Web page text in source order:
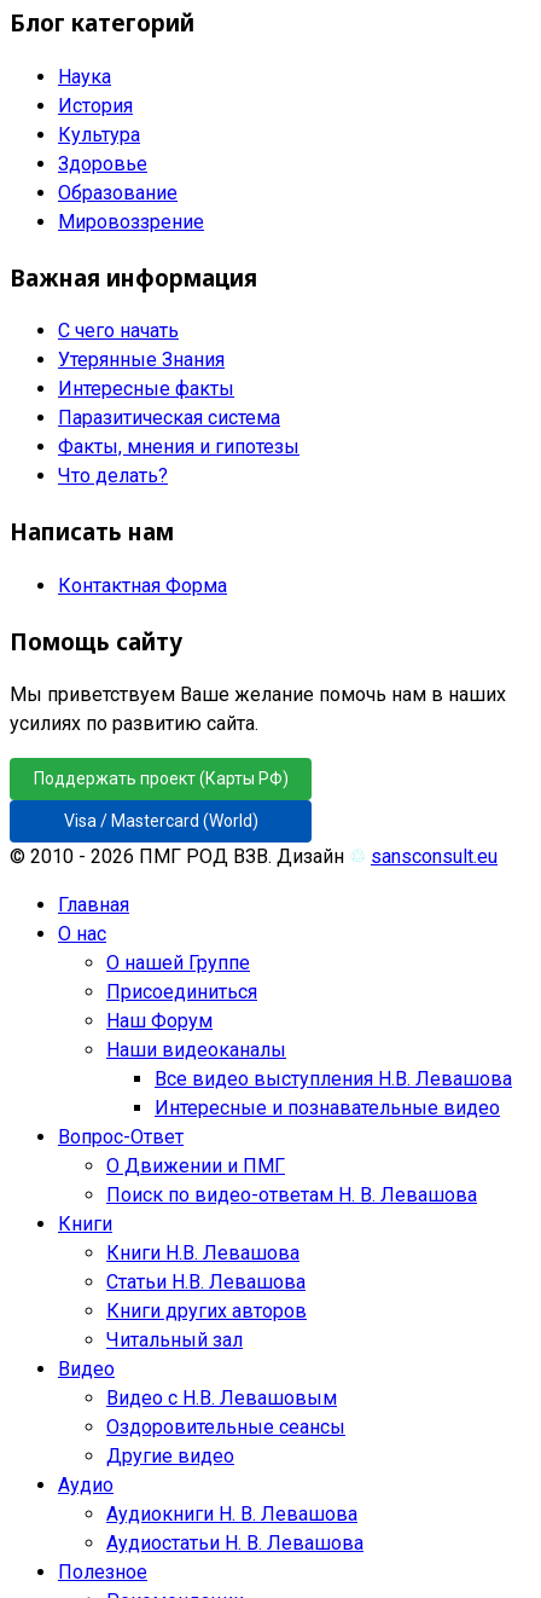
Блог категорий
Наука
История
Культура
Здоровье
Образование
Мировоззрение
Важная информация
С чего начать
Утерянные Знания
Интересные факты
Паразитическая система
Факты, мнения и гипотезы
Что делать?
Написать нам
Контактная Форма
Помощь сайту
Мы приветствуем Ваше желание помочь нам в наших
усилиях по развитию сайта.
Поддержать проект (Карты РФ)
Visa / Mastercard (World)
© 2010 - 2026 ПМГ РОД ВЗВ. Дизайн ♲ sansconsult.eu
Главная
О нас
О нашей Группе
Присоединиться
Наш Форум
Наши видеоканалы
Все видео выступления Н.В. Левашова
Интересные и познавательные видео
Вопрос-Ответ
О Движении и ПМГ
Поиск по видео-ответам Н. В. Левашова
Книги
Книги Н.В. Левашова
Статьи Н.В. Левашова
Книги других авторов
Читальный зал
Видео
Видео с Н.В. Левашовым
Оздоровительные сеансы
Другие видео
Аудио
Аудиокниги Н. В. Левашова
Аудиостатьи Н. В. Левашова
Полезное